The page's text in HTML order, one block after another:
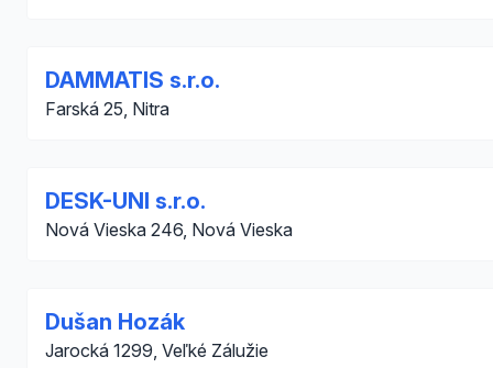
DAMMATIS s.r.o.
Farská 25, Nitra
DESK-UNI s.r.o.
Nová Vieska 246, Nová Vieska
Dušan Hozák
Jarocká 1299, Veľké Zálužie